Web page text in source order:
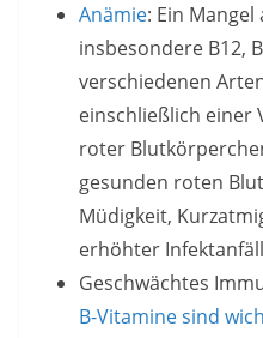
Anämie: Ein
insbesondere B12,
verschiedenen
einschließlich einer
roter
gesunden roten
Müdigkeit,
erhöhter
Geschwächtes
B-Vitamine sind